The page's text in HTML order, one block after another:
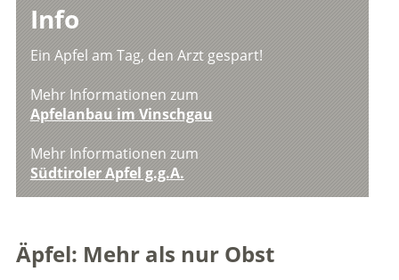
Info
Ein Apfel am Tag, den Arzt gespart!
Mehr Informationen zum
Apfelanbau im Vinschgau
Mehr Informationen zum
Südtiroler Apfel g.g.A.
Äpfel: Mehr als nur Obst